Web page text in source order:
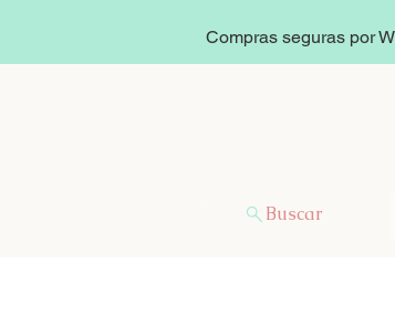
Compras seguras por
Buscar